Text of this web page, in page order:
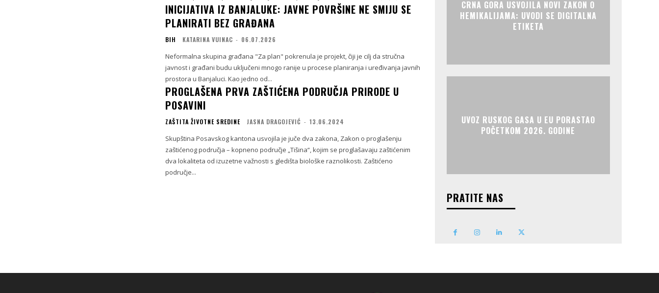
INICIJATIVA IZ BANJALUKE: JAVNE POVRŠINE NE SMIJU SE
PLANIRATI BEZ GRAĐANA
BIH KATARINA VUINAC - 06.07.2026
Neformalna skupina građana "Za plan" pokrenula je projekt, čiji je cilj da stručna
javnost i građani budu uključeni mnogo ranije u procese planiranja i uređivanja javnih
prostora u Banjaluci. Kao jedno od...
PROGLAŠENA PRVA ZAŠTIĆENA PODRUČJA PRIRODE U
POSAVINI
ZAŠTITA ŽIVOTNE SREDINE JASNA DRAGOJEVIĆ - 13.06.2024
Skupština Posavskog kantona usvojila je juče dva zakona, Zakon o proglašenju
zaštićenog područja – kopneno područje „Tišina“, kojim se proglašavaju zaštićenim
dva lokaliteta od izuzetne važnosti s gledišta biološke raznolikosti. Zaštićeno
područje...
CRNA GORA USVOJILA NOVI ZAKON O
HEMIKALIJAMA: UVODI SE DIGITALNA
ETIKETA
UVOZ RUSKOG GASA U EU PORASTAO
POČETKOM 2026. GODINE
PRATITE NAS